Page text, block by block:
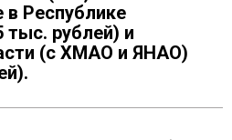
в Республике
тыс. рублей) и
(с ХМАО и ЯНАО)